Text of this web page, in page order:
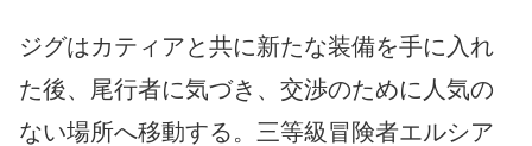
ジグはカティアと共に新たな装備を手に入れ
た後、尾行者に気づき、交渉のために人気の
ない場所へ移動する。三等級冒険者エルシア